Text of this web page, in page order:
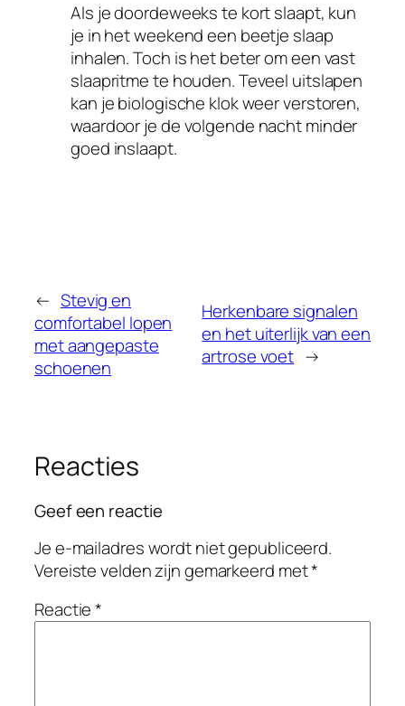
Als je doordeweeks te kort slaapt, kun
je in het weekend een beetje slaap
inhalen. Toch is het beter om een vast
slaapritme te houden. Teveel uitslapen
kan je biologische klok weer verstoren,
waardoor je de volgende nacht minder
goed inslaapt.
← Stevig en
comfortabel lopen
met aangepaste
schoenen
Herkenbare signalen
en het uiterlijk van een
artrose voet →
Reacties
Geef een reactie
Je e-mailadres wordt niet gepubliceerd.
Vereiste velden zijn gemarkeerd met*
Reactie*